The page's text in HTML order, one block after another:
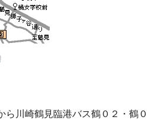
ら川崎鶴見臨港バス鶴０２・鶴０